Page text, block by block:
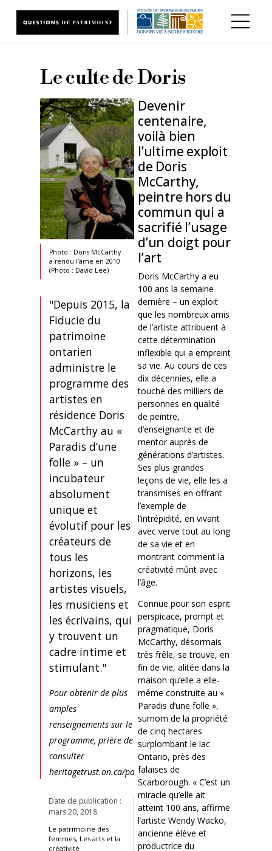
Le culte de Doris
Photo : Doris McCarthy
a rendu l’âme en 2010
(Photo : David Lee)
"Depuis 2015, la
Fiducie du
patrimoine
ontarien
administre le
programme des
artistes en
résidence Doris
McCarthy au «
Paradis d’une
folle » – un
incubateur
absolument
unique et
évolutif pour les
créateurs de
tous les
horizons, les
artistes visuels,
les musiciens et
les écrivains, qui
y trouvent un
cadre intime et
stimulant."
Pour obtenir de plus
amples
renseignements sur le
programme, prière de
consulter
heritagetrust.on.ca/pardm.
Date de publication :
mars 20, 2018
Le patrimoine des
femmes, Les arts et la
créativité
Devenir
centenaire,
voilà bien
l’ultime exploit
de Doris
McCarthy,
peintre hors du
commun qui a
sacrifié l’usage
d’un doigt pour
l’art
Doris McCarthy a eu
100 ans la semaine
dernière – un exploit
que les nombreux amis
de l’artiste attribuent à
cette détermination
inflexible qui a empreint
sa vie. Au cours de ces
dix décennies, elle a
touché des milliers de
personnes en qualité
de peintre,
d’enseignante et de
mentor auprès de
générations d’artistes.
Ses plus grandes
leçons de vie, elle les a
transmises en offrant
l’exemple de
l’intrépidité, en vivant
avec verve tout au long
de sa vie et en
montrant comment la
créativité mûrit avec
l’âge.
Connue pour son esprit
perspicace, prompt et
pragmatique, Doris
McCarthy, désormais
très frêle, se trouve, en
fin de vie, alitée dans la
maison qu’elle a elle-
même construite au «
Paradis d’une folle »,
surnom de la propriété
de cinq hectares
surplombant le lac
Ontario, près des
falaises de
Scarborough. « C’est un
miracle qu’elle ait
atteint 100 ans, affirme
l’artiste Wendy Wacko,
ancienne élève et
productrice du